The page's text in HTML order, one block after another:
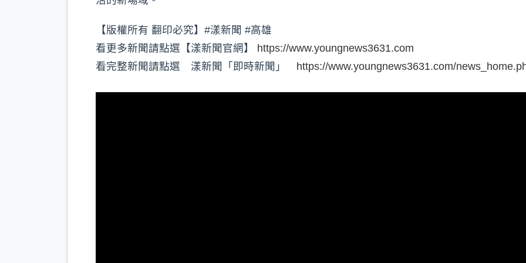
【版權所有 翻印必究】#漾新聞 #高雄
看更多新聞請點選【漾新聞官網】 https://www.youngnews3631.com
看完整新聞請點選 漾新聞「即時新聞」 https://www.youngnews3631.com/